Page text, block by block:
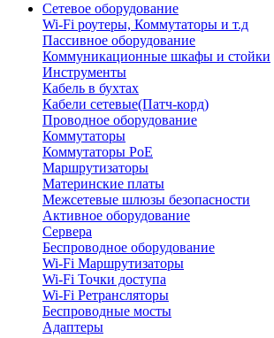
Сетевое оборудование
Wi-Fi роутеры, Коммутаторы и т.д
Пассивное оборудование
Коммуникационные шкафы и стойки
Инструменты
Кабель в бухтах
Кабели сетевые(Патч-корд)
Проводное оборудование
Коммутаторы
Коммутаторы PoE
Маршрутизаторы
Материнские платы
Межсетевые шлюзы безопасности
Активное оборудование
Сервера
Беспроводное оборудование
Wi-Fi Маршрутизаторы
Wi-Fi Точки доступа
Wi-Fi Ретрансляторы
Беспроводные мосты
Адаптеры